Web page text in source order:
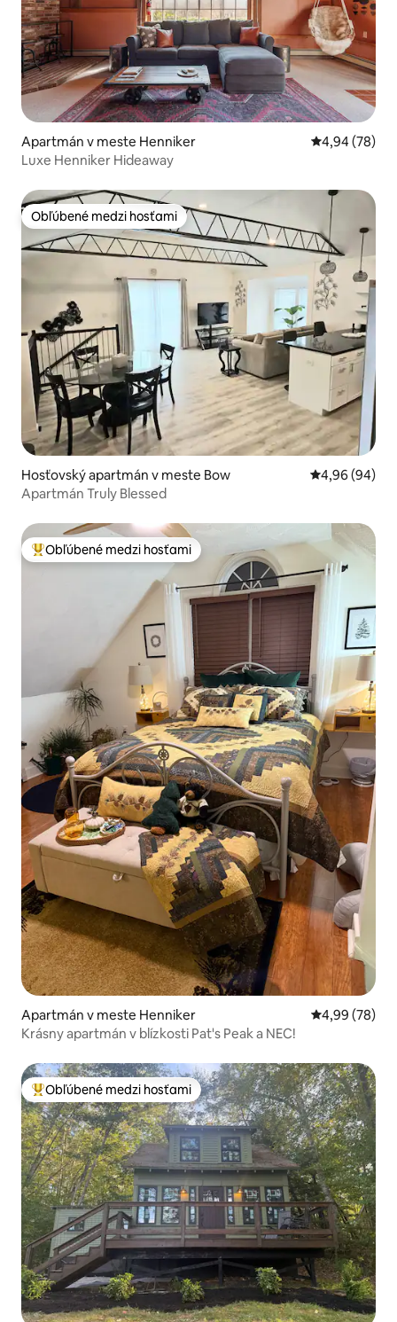
Apartmán v meste Henniker Priemerné
4,94 (78)
Luxe Henniker Hideaway
Obľúbené medzi hosťami
Obľúbené medzi hosťami
Hosťovský apartmán v meste Bow Priemerné
4,96 (94)
Apartmán Truly Blessed
Najobľúbenejšie medzi hosťami
Obľúbené medzi hosťami
Apartmán v meste Henniker Priemerné
4,99 (78)
Krásny apartmán v blízkosti Pat's Peak a NEC!
Najobľúbenejšie medzi hosťami
Obľúbené medzi hosťami